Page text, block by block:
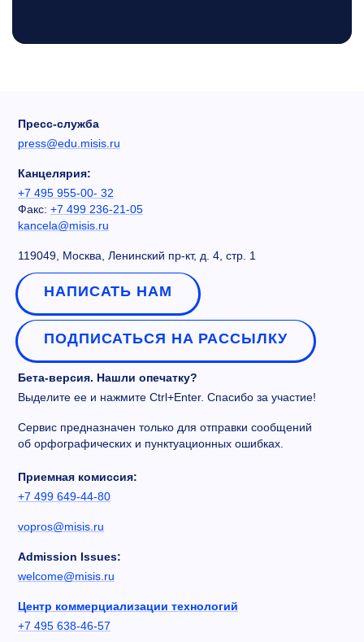
Пресс-служба
press@edu.misis.ru
Канцелярия:
+7 495 955-00- 32
Факс: +7 499 236-21-05
kancela@misis.ru
119049, Москва, Ленинский пр-кт, д. 4, стр. 1
НАПИСАТЬ НАМ
ПОДПИСАТЬСЯ НА РАССЫЛКУ
Бета-версия. Нашли опечатку?
Выделите ее и нажмите Ctrl+Enter. Спасибо за участие!
Сервис предназначен только для отправки сообщений
об орфографических и пунктуационных ошибках.
Приемная комиссия:
+7 499 649-44-80
vopros@misis.ru
Admission Issues:
welcome@misis.ru
Центр коммерциализации технологий
+7 495 638-46-57